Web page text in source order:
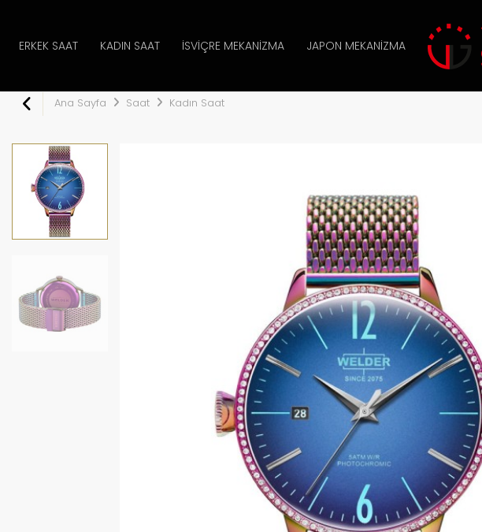
ERKEK SAAT KADIN SAAT İSVIÇRE MEKANIZMA JAPON MEKANIZMA
Ana Sayfa Saat Kadın Saat